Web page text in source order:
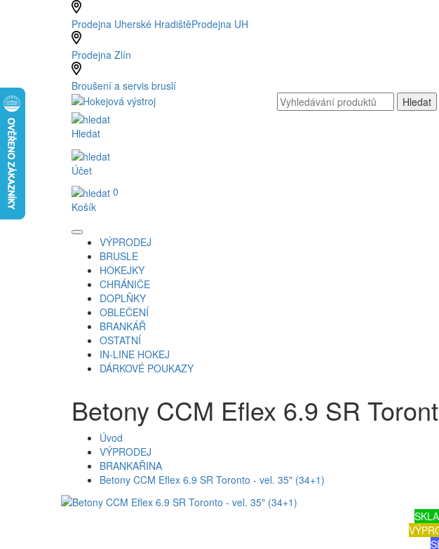
Prodejna Uherské HradištěProdejna UH
Prodejna Zlín
Broušení a servis bruslí
Hledat
Účet
0
Košík
VÝPRODEJ
BRUSLE
HOKEJKY
CHRÁNIČE
DOPLŇKY
OBLEČENÍ
BRANKÁŘ
OSTATNÍ
IN-LINE HOKEJ
DÁRKOVÉ POUKAZY
Betony CCM Eflex 6.9 SR
Úvod
VÝPRODEJ
BRANKAŘINA
Betony CCM Eflex 6.9 SR Toronto - vel. 35" (34+1)